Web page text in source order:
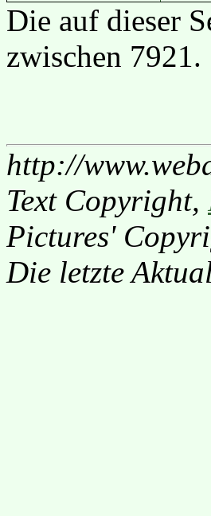
Die auf dieser
zwischen 7921.
http://
Text Copyright,
Pictures'
Die letzte